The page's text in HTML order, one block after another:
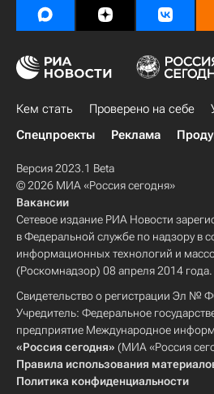
Кем стать Проверено на себе
Спецпроекты
Реклама
Версия 2023.1 Beta
© 2026 МИА «Россия сегодня»
Вакансии
Сетевое издание РИА Новости
в Федеральной службе по надзору в
информационных технологий и
(Роскомнадзор) 08 апреля 2014 года.
Свидетельство о регистрации Эл №
Учредитель: Федеральное
предприятие Международное
«Россия сегодня» (МИА «Россия
Правила использования
Политика конфиденциальности